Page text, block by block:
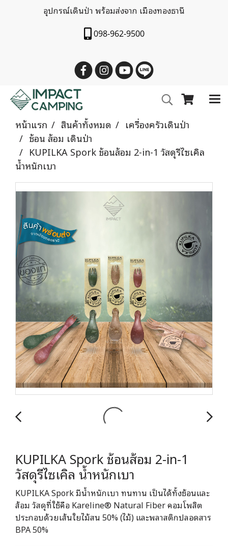
อุปกรณ์เดินป่า พร้อมส่งจาก เมืองทองธานี
098-962-9500
หน้าแรก สินค้าทั้งหมด
เครื่องครัวเดินป่า
ช้อน ส้อม เดินป่า
KUPILKA Spork ช้อนส้อม 2-in-1 วัสดุรีไซเคิล
น้ำหนักเบา
KUPILKA Spork ช้อนส้อม 2-in-1
วัสดุรีไซเคิล น้ำหนักเบา
KUPILKA Spork มีน้ำหนักเบา ทนทาน เป็นได้ทั้งช้อนและ
ส้อม วัสดุที่ใช้คือ Kareline® Natural Fiber คอมโพสิต
ประกอบด้วยเส้นใยไม้สน 50% (ไม้) และพลาสติกปลอดสาร
BPA 50%